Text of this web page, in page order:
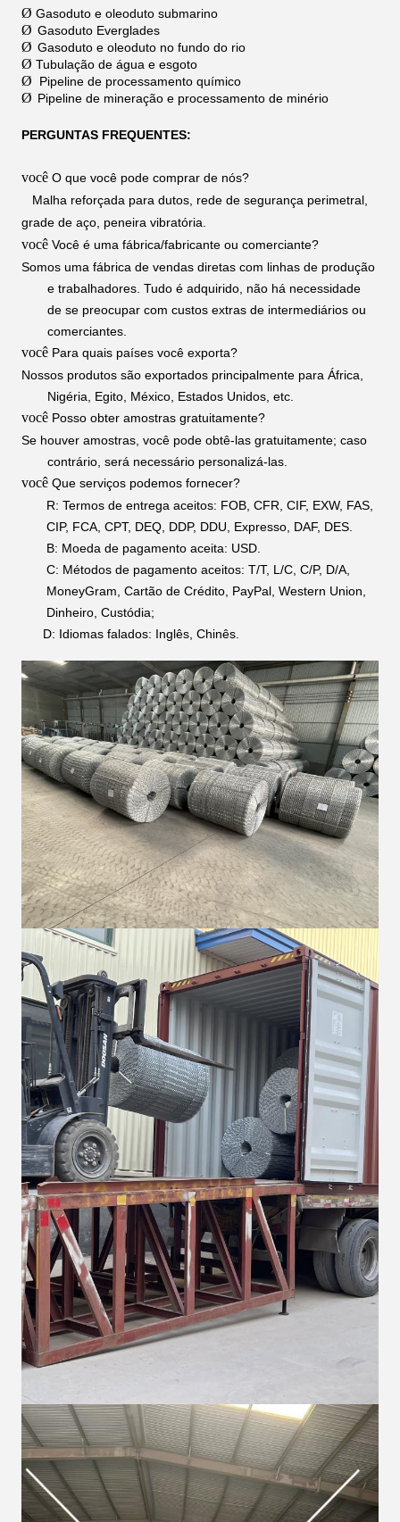
Ø Gasoduto e oleoduto submarino
Ø Gasoduto Everglades
Ø Gasoduto e oleoduto no fundo do rio
Ø Tubulação de água e esgoto
Ø Pipeline de processamento químico
Ø Pipeline de mineração e processamento de minério
PERGUNTAS FREQUENTES:
você O que você pode comprar de nós?
Malha reforçada para dutos, rede de segurança perimetral,
grade de aço, peneira vibratória.
você Você é uma fábrica/fabricante ou comerciante?
Somos uma fábrica de vendas diretas com linhas de produção
e trabalhadores. Tudo é adquirido, não há necessidade
de se preocupar com custos extras de intermediários ou
comerciantes.
você Para quais países você exporta?
Nossos produtos são exportados principalmente para África,
Nigéria, Egito, México, Estados Unidos, etc.
você Posso obter amostras gratuitamente?
Se houver amostras, você pode obtê-las gratuitamente; caso
contrário, será necessário personalizá-las.
você Que serviços podemos fornecer?
R: Termos de entrega aceitos: FOB, CFR, CIF, EXW, FAS,
CIP, FCA, CPT, DEQ, DDP, DDU, Expresso, DAF, DES.
B: Moeda de pagamento aceita: USD.
C: Métodos de pagamento aceitos: T/T, L/C, C/P, D/A,
MoneyGram, Cartão de Crédito, PayPal, Western Union,
Dinheiro, Custódia;
D: Idiomas falados: Inglês, Chinês.